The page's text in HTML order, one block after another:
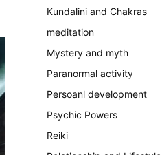
Kundalini and Chakras
meditation
Mystery and myth
Paranormal activity
Persoanl development
Psychic Powers
Reiki